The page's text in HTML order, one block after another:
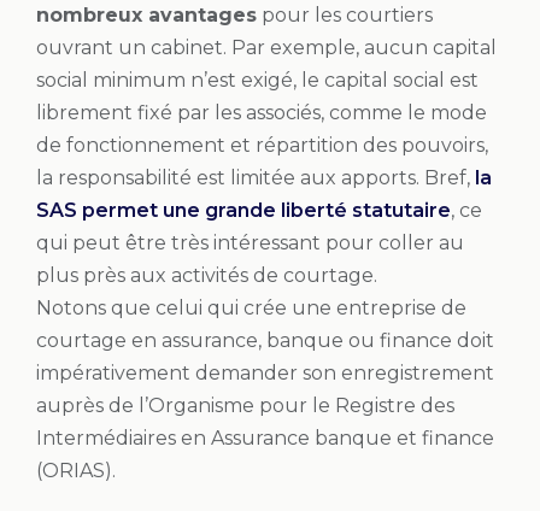
nombreux avantages pour les courtiers
ouvrant un cabinet. Par exemple, aucun capital
social minimum n’est exigé, le capital social est
librement fixé par les associés, comme le mode
de fonctionnement et répartition des pouvoirs,
la responsabilité est limitée aux apports. Bref, la
SAS permet une grande liberté statutaire, ce
qui peut être très intéressant pour coller au
plus près aux activités de courtage.
Notons que celui qui crée une entreprise de
courtage en assurance, banque ou finance doit
impérativement demander son enregistrement
auprès de l’Organisme pour le Registre des
Intermédiaires en Assurance banque et finance
(ORIAS).